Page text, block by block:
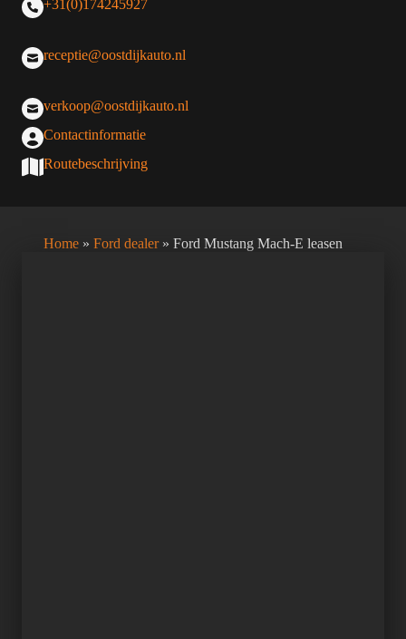
+31(0)174245927
receptie@oostdijkauto.nl
verkoop@oostdijkauto.nl
Contactinformatie
Routebeschrijving
Home » Ford dealer» Ford Mustang Mach-E leasen